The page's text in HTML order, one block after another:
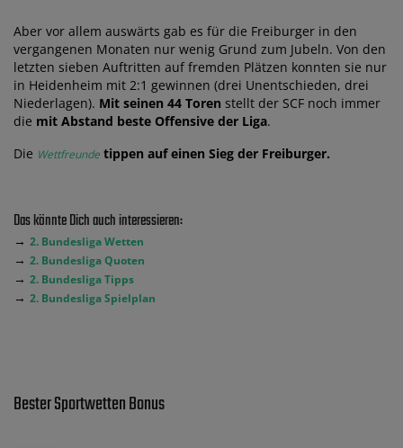
Aber vor allem auswärts gab es für die Freiburger in den
vergangenen Monaten nur wenig Grund zum Jubeln. Von den
letzten sieben Auftritten auf fremden Plätzen konnten sie nur
in Heidenheim mit 2:1 gewinnen (drei Unentschieden, drei
Niederlagen). Mit seinen 44 Toren stellt der SCF noch immer
die mit Abstand beste Offensive der Liga.
Die Wettfreunde tippen auf einen Sieg der Freiburger.
Das könnte Dich auch interessieren:
→ 2. Bundesliga Wetten
→ 2. Bundesliga Quoten
→ 2. Bundesliga Tipps
→ 2. Bundesliga Spielplan
Bester Sportwetten Bonus